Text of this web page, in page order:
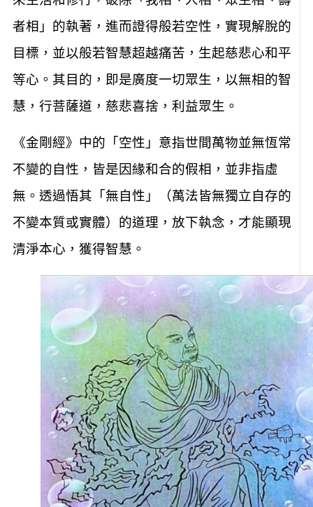
來生活和修行，破除「我相、人相、眾生相、壽
者相」的執著，進而證得般若空性，實現解脫的
目標，並以般若智慧超越痛苦，生起慈悲心和平
等心。其目的，即是廣度一切眾生，以無相的智
慧，行菩薩道，慈悲喜捨，利益眾生。
《金剛經》中的「空性」意指世間萬物並無恆常
不變的自性，皆是因緣和合的假相，並非指虛
無。透過悟其「無自性」（萬法皆無獨立自存的
不變本質或實體）的道理，放下執念，才能顯現
清淨本心，獲得智慧。